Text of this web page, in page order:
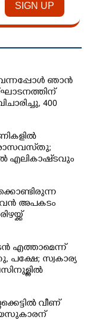
ഞാൻ
400
രാസവസ്‌തു;
എലികാഷ്‌ടവും
വൻ അപകടം
എത്താമെന്ന്
പക്ഷേ; സ്വകാര്യ
വീണ്